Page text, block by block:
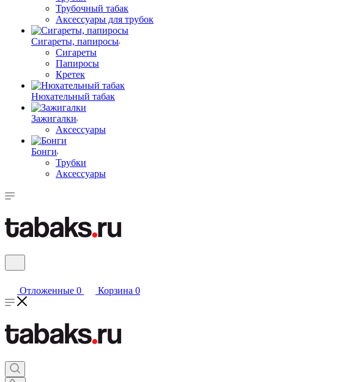
Трубочный табак
Аксессуары для трубок
Сигареты, папиросы
Сигареты
Папиросы
Кретек
Нюхательный табак
Зажигалки
Аксессуары
Бонги
Трубки
Аксессуары
Отложенные 0 Корзина 0